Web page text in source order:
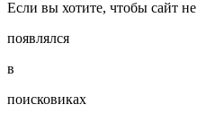
Если вы хотите, чтобы сайт не
появлялся
в
поисковиках